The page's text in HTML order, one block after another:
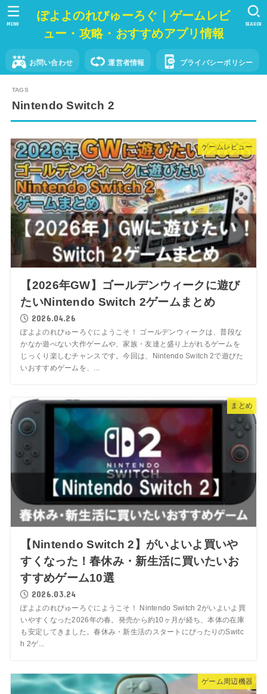
ぽよよのれびゅーろぐ｜ゲームレビ
ュー・攻略・おすすめアプリ情報
お問い合わせ 運営者情報 プライバシーポリシー
SEARCH
MENU
Nintendo Switch 2
ゲームレビュー
【2026年GW】ゴールデンウィークに遊び
たいNintendo Switch 2ゲームまとめ
2026.04.26
ぽよよのれびゅーろぐにようこそ！ ゴールデンウィークは、普段な
かなか遊べない大作ゲームや、家族・友達と盛り上がれるゲームを
じっくり楽しむチャンスです。今回は、Nintendo Switch 2で遊びた
いおすすめゲームを、...
まとめ
【Nintendo Switch 2】がいよいよ買いや
すくなった！春休み・新生活に買いたいお
すすめゲーム10選
2026.03.24
ぽよよのれびゅーろぐにようこそ！ Nintendo Switch 2がいよいよ買
いやすくなった2026年の春。発売から約10ヶ月が経ち、本体の在庫
も安定してきました。春休み・新生活のスタートにぴったりのSwitc
h 2ゲ...
ゲーム周辺機器